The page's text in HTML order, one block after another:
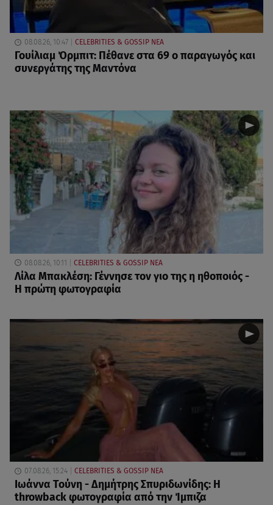
08.08.26, 10:47 CELEBRITIES & GOSSIP ΝΕΑ
Γουίλιαμ Όρμπιτ: Πέθανε στα 69 ο παραγωγός και
συνεργάτης της Μαντόνα
08.08.26, 10:11 CELEBRITIES & GOSSIP ΝΕΑ
Λίλα Μπακλέση: Γέννησε τον γιο της η ηθοποιός -
Η πρώτη φωτογραφία
07.08.26, 15:24 CELEBRITIES & GOSSIP ΝΕΑ
Ιωάννα Τούνη - Δημήτρης Σπυριδωνίδης: Η
throwback φωτογραφία από την Ίμπιζα